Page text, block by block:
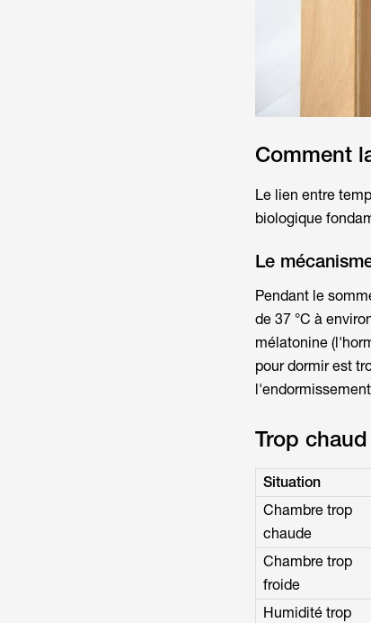
Comment
Le lien entre
biologique
Le
Pendant le
de 37 °C à
mélatonine
pour dormir est
Trop
Situation
Chambre trop
chaude
Chambre trop
froide
Humidité trop